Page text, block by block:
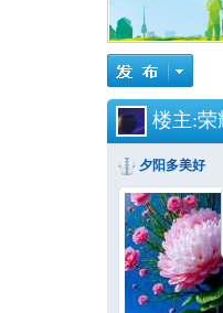
楼主:荣
夕阳多美好